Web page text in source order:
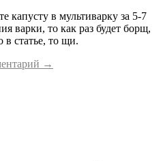
капусту в мультиварку за 5-7
варки, то как раз будет борщ,
в статье, то щи.
→